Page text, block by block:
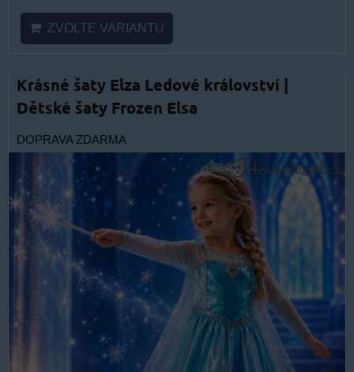
ZVOLTE VARIANTU
Krásné šaty Elza Ledové království |
Dětské šaty Frozen Elsa
DOPRAVA ZDARMA